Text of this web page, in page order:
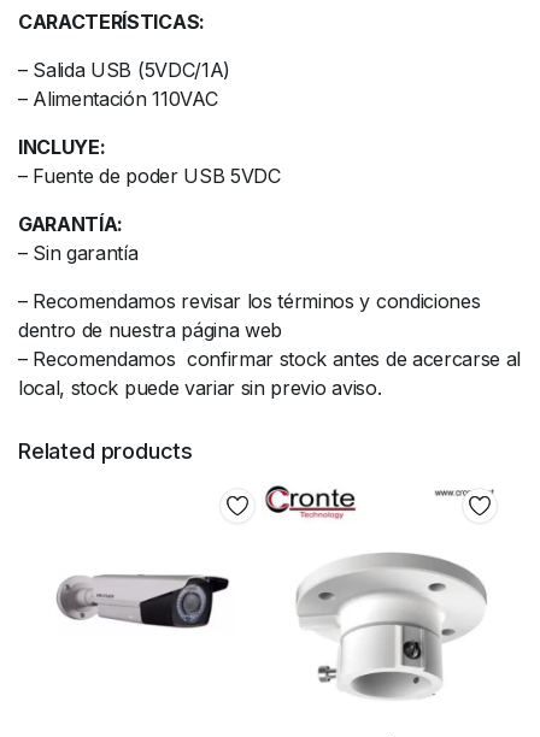
CARACTERÍSTICAS:
– Salida USB (5VDC/1A)
– Alimentación 110VAC
INCLUYE:
– Fuente de poder USB 5VDC
GARANTÍA:
– Sin garantía
– Recomendamos revisar los términos y condiciones
dentro de nuestra página web
– Recomendamos confirmar stock antes de acercarse al
local, stock puede variar sin previo aviso.
Related products